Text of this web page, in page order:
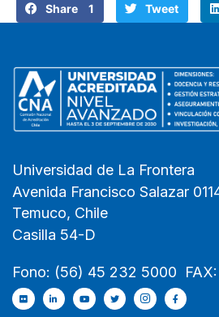
Share 1 Tweet
Universidad de La Frontera
Avenida Francisco Salazar
Temuco, Chile
Casilla 54-D
Fono: (56) 45 232 5000